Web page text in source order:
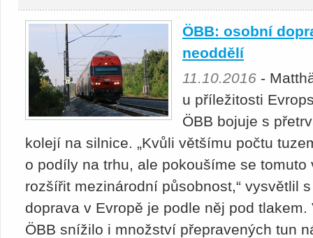
ÖBB: osobní
neoddělí
11.10.2016 -
u příležitosti
ÖBB bojuje s
kolejí na silnice. „Kvůli většímu počtu
o podíly na trhu, ale pokoušíme se
rozšířit mezinárodní působnost,“ vysvětlil
doprava v Evropě je podle něj pod
ÖBB snížilo i množství přepravených tun